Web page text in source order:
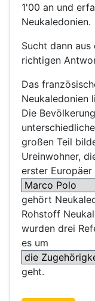
1'00 an und
Neukaledonien.
Sucht dann
richtigen
Das
Neukaledonien
Die
großen Teil
Ureinwohner,
erster
gehört
Rohstoff
wurden drei
es um
geht.